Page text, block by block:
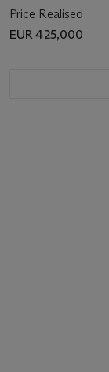
Price Realised
EUR 425,000